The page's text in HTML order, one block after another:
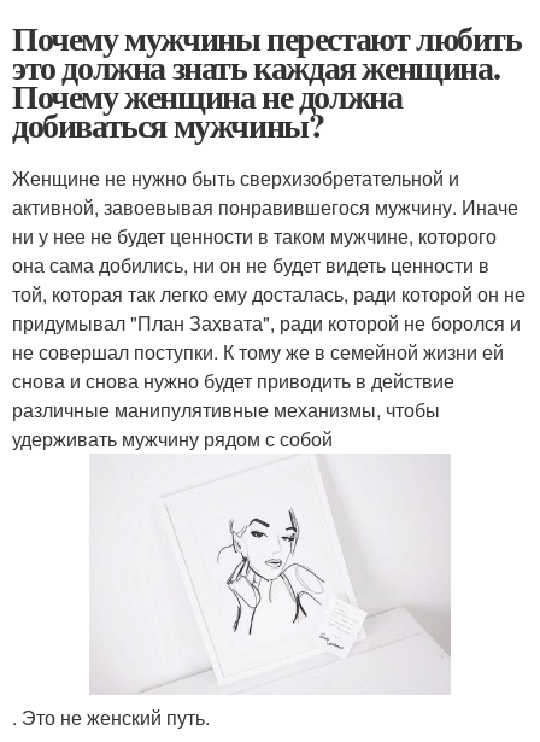
Почему мужчины перестают любить
это должна знать каждая женщина.
Почему женщина не должна
добиваться мужчины?
Женщине не нужно быть сверхизобретательной и
активной, завоевывая понравившегося мужчину. Иначе
ни у нее не будет ценности в таком мужчине, которого
она сама добились, ни он не будет видеть ценности в
той, которая так легко ему досталась, ради которой он не
придумывал "План Захвата", ради которой не боролся и
не совершал поступки. К тому же в семейной жизни ей
снова и снова нужно будет приводить в действие
различные манипулятивные механизмы, чтобы
удерживать мужчину рядом с собой
. Это не женский путь.